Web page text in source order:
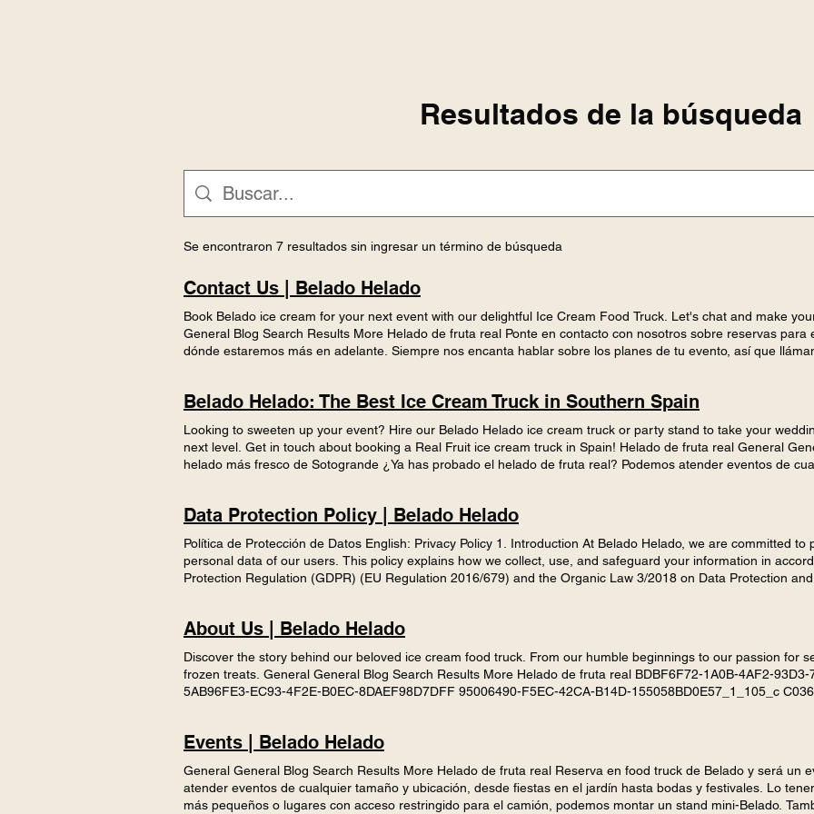
Resultados de la búsqueda
Se encontraron 7 resultados sin ingresar un término de búsqueda
Contact Us | Belado Helado
Book Belado ice cream for your next event with our delightful Ice Cream Food Truck. Let's chat and make
General Blog Search Results More Helado de fruta real Ponte en contacto con nosotros sobre reservas para
dónde estaremos más en adelante. Siempre nos encanta hablar sobre los planes de tu evento, así que
Correo electrónico Mensaje How did you find us about us? Enviar ¡Gracias por tu mensaje! Nos pondremos
Belado Helado: The Best Ice Cream Truck in Southern Spain
Looking to sweeten up your event? Hire our Belado Helado ice cream truck or party stand to take your
next level. Get in touch about booking a Real Fruit ice cream truck in Spain! Helado de fruta real General
helado más fresco de Sotogrande ¿Ya has probado el helado de fruta real? Podemos atender eventos de
Data Protection Policy | Belado Helado
Política de Protección de Datos English: Privacy Policy 1. Introduction At Belado Helado, we are committed to
personal data of our users. This policy explains how we collect, use, and safeguard your information in
Protection Regulation (GDPR) (EU Regulation 2016/679) and the Organic Law 3/2018 on Data Protection
We use your data to: - Manage and respond to your inquiries. - Improve our services and user experience. -
execution of a contract or pre-contractual measures with you. - Your consent (e.g., accepting cookies or
obligations. - Legitimate interests, such as enhancing security and user experience. 5. Consent By browsing
data, you accept this privacy policy and the use of cookies as described in our [Cookies Policy]. 6. Your Rights
have the right to withdraw consent at any time and to lodge a complaint with the Spanish Data Protection
implement appropriate technical and organizational measures to protect your data against loss, misuse,
alteration, or destruction. 8. Cookies We use cookies to enhance our website's functionality. You can
through your browser. For more details, see our [Cookies Policy]. 9. International Data Transfers If we
Economic Area, we ensure appropriate safeguards in accordance with current laws. 10. Contact If you have
About Us | Belado Helado
Discover the story behind our beloved ice cream food truck. From our humble beginnings to our passion for
frozen treats. General General Blog Search Results More Helado de fruta real BDBF6F72-1A0B-4AF2-
5AB96FE3-EC93-4F2E-B0EC-8DAEF98D7DFF 95006490-F5EC-42CA-B14D-155058BD0E57_1_105_c
interminable, buena comida, buena compañía... Sin embargo, había algo que echábamos en falta….un
Inspirándonos en un estilo de helado que se encuentra en los huertos frutales de Nueva Zelanda, queríamos
sur de España. Con tres bases a elegir; nata, yogur helado y chocolate, que se mezcla junto con la fruta
Events | Belado Helado
General General Blog Search Results More Helado de fruta real Reserva en food truck de Belado y será un
atender eventos de cualquier tamaño y ubicación, desde fiestas en el jardín hasta bodas y festivales. Lo
más pequeños o lugares con acceso restringido para el camión, podemos montar un stand mini-Belado.